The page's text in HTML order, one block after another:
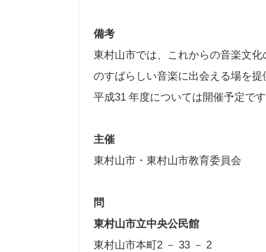
備考
東村山市では、これからの音楽文
のすばらしい音楽に出会える場を
平成31 年度については開催予定で
主催
東村山市・東村山市教育委員会
問
東村山市立中央公民館
東村山市本町2 － 33 － 2